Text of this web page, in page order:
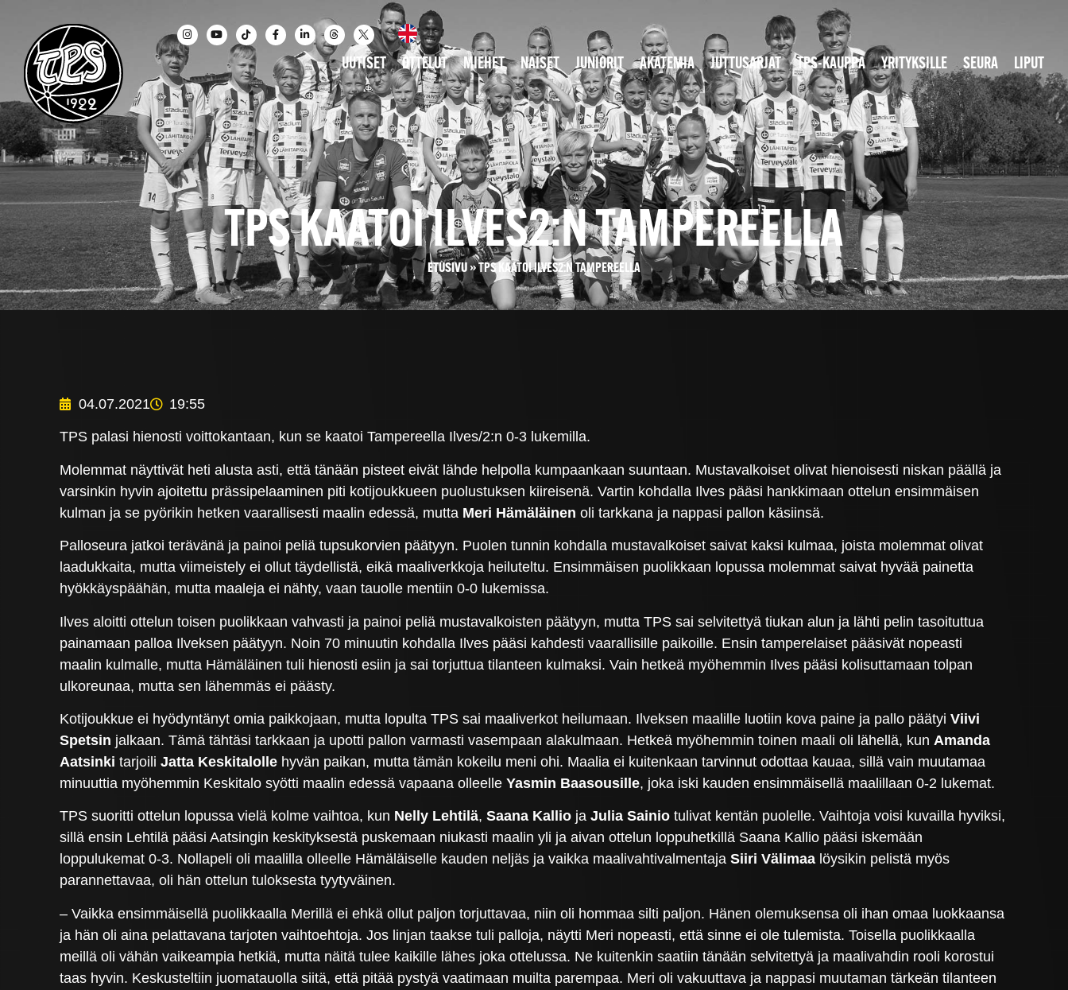
UUTISET OTTELUT MIEHET NAISET JUNIORIT AKATEMIA JUTTUSARJAT TPS-KAUPPA YRITYKSILLE SEURA LIPUT
TPS KAATOI ILVES2:N TAMPEREELLA
ETUSIVU»TPS KAATOI ILVES2:N TAMPEREELLA
04.07.2021 19:55
TPS palasi hienosti voittokantaan, kun se kaatoi Tampereella Ilves/2:n 0-3 lukemilla.
Molemmat näyttivät heti alusta asti, että tänään pisteet eivät lähde helpolla kumpaankaan suuntaan. Mustavalkoiset olivat hienoisesti niskan päällä ja
varsinkin hyvin ajoitettu prässipelaaminen piti kotijoukkueen puolustuksen kiireisenä. Vartin kohdalla Ilves pääsi hankkimaan ottelun ensimmäisen
kulman ja se pyörikin hetken vaarallisesti maalin edessä, mutta Meri Hämäläinen oli tarkkana ja nappasi pallon käsiinsä.
Palloseura jatkoi terävänä ja painoi peliä tupsukorvien päätyyn. Puolen tunnin kohdalla mustavalkoiset saivat kaksi kulmaa, joista molemmat olivat
laadukkaita, mutta viimeistely ei ollut täydellistä, eikä maaliverkkoja heiluteltu. Ensimmäisen puolikkaan lopussa molemmat saivat hyvää painetta
hyökkäyspäähän, mutta maaleja ei nähty, vaan tauolle mentiin 0-0 lukemissa.
Ilves aloitti ottelun toisen puolikkaan vahvasti ja painoi peliä mustavalkoisten päätyyn, mutta TPS sai selvitettyä tiukan alun ja lähti pelin tasoituttua
painamaan palloa Ilveksen päätyyn. Noin 70 minuutin kohdalla Ilves pääsi kahdesti vaarallisille paikoille. Ensin tamperelaiset pääsivät nopeasti
maalin kulmalle, mutta Hämäläinen tuli hienosti esiin ja sai torjuttua tilanteen kulmaksi. Vain hetkeä myöhemmin Ilves pääsi kolisuttamaan tolpan
ulkoreunaa, mutta sen lähemmäs ei päästy.
Kotijoukkue ei hyödyntänyt omia paikkojaan, mutta lopulta TPS sai maaliverkot heilumaan. Ilveksen maalille luotiin kova paine ja pallo päätyiViivi
Spetsin jalkaan. Tämä tähtäsi tarkkaan ja upotti pallon varmasti vasempaan alakulmaan. Hetkeä myöhemmin toinen maali oli lähellä, kun Amanda
Aatsinki tarjoiliJatta Keskitalolle hyvän paikan, mutta tämän kokeilu meni ohi. Maalia ei kuitenkaan tarvinnut odottaa kauaa, sillä vain muutamaa
minuuttia myöhemmin Keskitalo syötti maalin edessä vapaana olleelleYasmin Baasousille, joka iski kauden ensimmäisellä maalillaan 0-2 lukemat.
TPS suoritti ottelun lopussa vielä kolme vaihtoa, kun Nelly Lehtilä,Saana Kallio jaJulia Sainio tulivat kentän puolelle. Vaihtoja voisi kuvailla hyviksi,
sillä ensin Lehtilä pääsi Aatsingin keskityksestä puskemaan niukasti maalin yli ja aivan ottelun loppuhetkillä Saana Kallio pääsi iskemään
loppulukemat 0-3. Nollapeli oli maalilla olleelle Hämäläiselle kauden neljäs ja vaikka maalivahtivalmentajaSiiri Välimaa löysikin pelistä myös
parannettavaa, oli hän ottelun tuloksesta tyytyväinen.
– Vaikka ensimmäisellä puolikkaalla Merillä ei ehkä ollut paljon torjuttavaa, niin oli hommaa silti paljon. Hänen olemuksensa oli ihan omaa luokkaansa
ja hän oli aina pelattavana tarjoten vaihtoehtoja. Jos linjan taakse tuli palloja, näytti Meri nopeasti, että sinne ei ole tulemista. Toisella puolikkaalla
meillä oli vähän vaikeampia hetkiä, mutta näitä tulee kaikille lähes joka ottelussa. Ne kuitenkin saatiin tänään selvitettyä ja maalivahdin rooli korostui
taas hyvin. Keskusteltiin juomatauolla siitä, että pitää pystyä vaatimaan muilta parempaa. Meri oli vakuuttava ja nappasi muutaman tärkeän tilanteen